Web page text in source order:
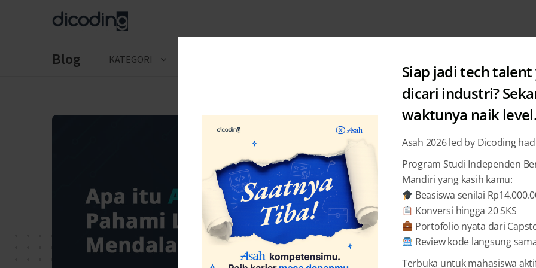
Blog KATEGORI
Apa itu
Rony
Siap jadi tech talent
dicari industri?
waktunya naik level.
Asah 2026 led by Dicoding
Program Studi Independen
Mandiri yang kasih kamu:
Beasiswa senilai
Konversi hingga 20 SKS
Portofolio nyata dari
Review kode langsung
Terbuka untuk mahasiswa